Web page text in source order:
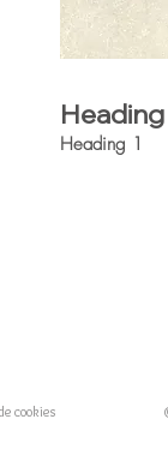
Heading
Heading 1
cookies